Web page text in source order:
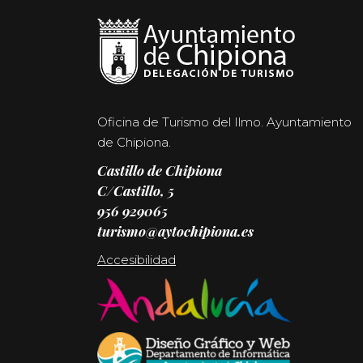
Oficina de Turismo del Ilmo. Ayuntamiento
de Chipiona.
Castillo de Chipiona
C/Castillo, 5
956 929065
turismo@aytochipiona.es
Accesibilidad